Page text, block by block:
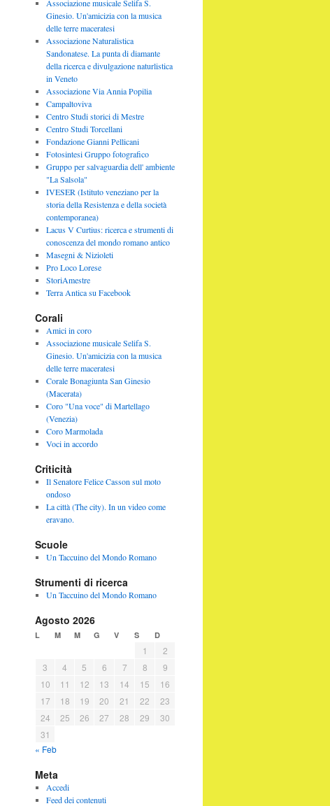
Associazione musicale Selifa S.
Ginesio. Un'amicizia con la musica
delle terre maceratesi
Associazione Naturalistica
Sandonatese. La punta di diamante
della ricerca e divulgazione naturlistica
in Veneto
Associazione Via Annia Popilia
Campaltoviva
Centro Studi storici di Mestre
Centro Studi Torcellani
Fondazione Gianni Pellicani
Fotosintesi Gruppo fotografico
Gruppo per salvaguardia dell' ambiente
"La Salsola"
IVESER (Istituto veneziano per la
storia della Resistenza e della società
contemporanea)
Lacus V Curtius: ricerca e strumenti di
conoscenza del mondo romano antico
Masegni & Nizioleti
Pro Loco Lorese
StoriAmestre
Terra Antica su Facebook
Corali
Amici in coro
Associazione musicale Selifa S.
Ginesio. Un'amicizia con la musica
delle terre maceratesi
Corale Bonagiunta San Ginesio
(Macerata)
Coro "Una voce" di Martellago
(Venezia)
Coro Marmolada
Voci in accordo
Criticità
Il Senatore Felice Casson sul moto
ondoso
La città (The city). In un video come
eravano.
Scuole
Un Taccuino del Mondo Romano
Strumenti di ricerca
Un Taccuino del Mondo Romano
Agosto 2026
L M M G V S D
1
2
3
4 5 6 7 8
9
10
11 12 13 14 15
16
17
18 19 20 21 22
23
24
25 26 27 28 29
30
31
« Feb
Meta
Accedi
Feed dei contenuti